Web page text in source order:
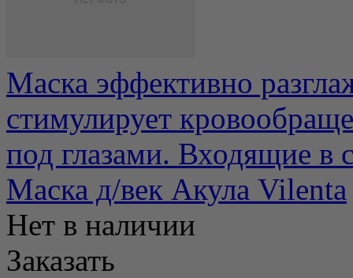
Маска эффективно
стимулирует
под глазами. Входящие в
Маска д/век Акула Vilenta
Нет в наличии
Заказать